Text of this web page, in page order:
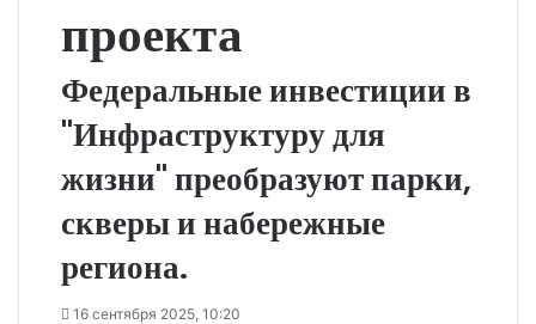
проекта
Федеральные инвестиции в
"Инфраструктуру для
жизни" преобразуют парки,
скверы и набережные
региона.
16 сентября 2025, 10:20